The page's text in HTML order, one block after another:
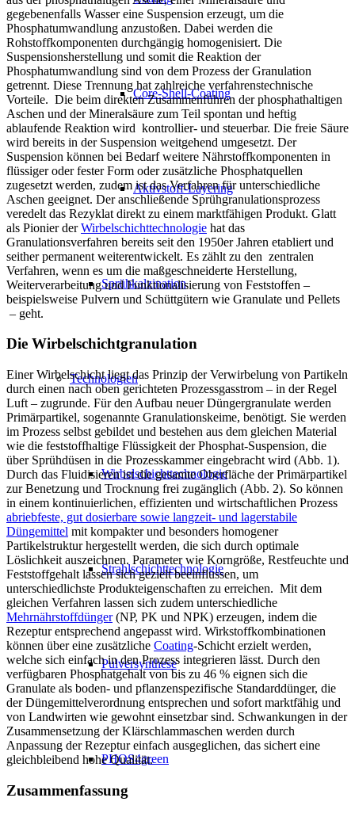
Core-Shell-Coating
Aktivstoff-Layering
Sprühkalzination
Technologien
Wirbelschichttechnologie
Strahlschichttechnologie
Pulversynthese
PHOS4green
gegebenenfalls Wasser eine Suspension erzeugt, um die
Phosphatumwandlung anzustoßen. Dabei werden die
Rohstoffkomponenten durchgängig homogenisiert. Die
Suspensionsherstellung und somit die Reaktion der
Phosphatumwandlung sind von dem Prozess der Granulation
getrennt. Diese Trennung hat zahlreiche verfahrenstechnische
Vorteile. Die beim direkten Zusammenführen der phosphathaltigen
Aschen und der Mineralsäure zum Teil spontan und heftig
ablaufende Reaktion wird kontrollier- und steuerbar. Die freie Säure
wird bereits in der Suspension weitgehend umgesetzt. Der
Suspension können bei Bedarf weitere Nährstoffkomponenten in
flüssiger oder fester Form oder zusätzliche Phosphatquellen
zugesetzt werden, zudem ist das Verfahren für unterschiedliche
Aschen geeignet. Der anschließende Sprühgranulationsprozess
veredelt das Rezyklat direkt zu einem marktfähigen Produkt. Glatt
als Pionier derWirbelschichttechnologie hat das
Granulationsverfahren bereits seit den 1950er Jahren etabliert und
seither permanent weiterentwickelt. Es zählt zu den zentralen
Verfahren, wenn es um die maßgeschneiderte Herstellung,
Weiterverarbeitung und Funktionalisierung von Feststoffen –
beispielsweise Pulvern und Schüttgütern wie Granulate und Pellets
– geht.
Die Wirbelschichtgranulation
Einer Wirbelschicht liegt das Prinzip der Verwirbelung von Partikeln
durch einen nach oben gerichteten Prozessgasstrom – in der Regel
Luft – zugrunde. Für den Aufbau neuer Düngergranulate werden
Primärpartikel, sogenannte Granulationskeime, benötigt. Sie werden
im Prozess selbst gebildet und bestehen aus dem gleichen Material
wie die feststoffhaltige Flüssigkeit der Phosphat-Suspension, die
über Sprühdüsen in die Prozesskammer eingebracht wird (Abb. 1).
Durch das Fluidisieren ist die gesamte Oberfläche der Primärpartikel
zur Benetzung und Trocknung frei zugänglich (Abb. 2). So können
in einem kontinuierlichen, effizienten und wirtschaftlichen Prozess
abriebfeste, gut dosierbare sowie langzeit- und lagerstabile
Düngemittel mit kompakter und besonders homogener
Partikelstruktur hergestellt werden, die sich durch optimale
Löslichkeit auszeichnen. Parameter wie Korngröße, Restfeuchte und
Feststoffgehalt lassen sich gezielt beeinflussen, um
unterschiedlichste Produkteigenschaften zu erreichen. Mit dem
gleichen Verfahren lassen sich zudem unterschiedliche
Mehrnährstoffdünger(NP, PK und NPK) erzeugen, indem die
Rezeptur entsprechend angepasst wird. Wirkstoffkombinationen
können über eine zusätzliche Coating-Schicht erzielt werden,
welche sich einfach in den Prozess integrieren lässt. Durch den
verfügbaren Phosphatgehalt von bis zu 46 % eignen sich die
Granulate als boden- und pflanzenspezifische Standarddünger, die
der Düngemittelverordnung entsprechen und sofort marktfähig und
von Landwirten wie gewohnt einsetzbar sind. Schwankungen in der
Zusammensetzung der Klärschlammaschen werden durch
Anpassung der Rezeptur einfach ausgeglichen, das sichert eine
gleichbleibend hohe Qualität.
Zusammenfassung